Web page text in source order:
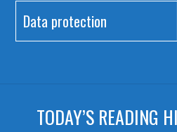
Data protection
TODAY’S READING